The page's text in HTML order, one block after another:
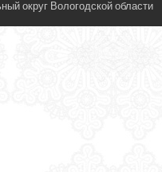
округ Вологодской области